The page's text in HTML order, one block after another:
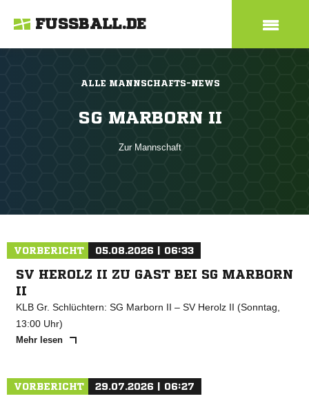
FUSSBALL.DE
ALLE MANNSCHAFTS-NEWS
SG MARBORN II
Zur Mannschaft
VORBERICHT 05.08.2026 | 06:33
SV HEROLZ II ZU GAST BEI SG MARBORN
II
KLB Gr. Schlüchtern: SG Marborn II – SV Herolz II (Sonntag,
13:00 Uhr)
Mehr lesen
VORBERICHT 29.07.2026 | 06:27